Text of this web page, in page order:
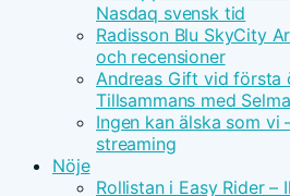
Nasdaq svensk tid
Radisson Blu SkyCity
och recensioner
Andreas Gift vid första
Tillsammans med
Ingen kan älska som vi
streaming
Nöje
Rollistan i Easy Rider –